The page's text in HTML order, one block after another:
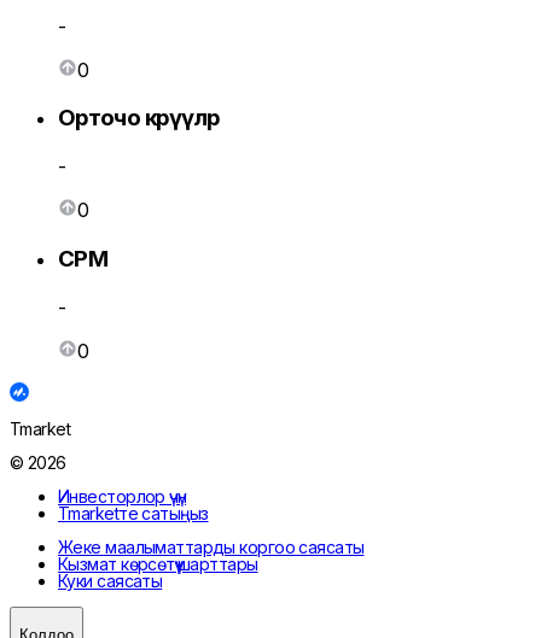
-
0
Орточо көрүүлөр
-
0
CPM
-
0
Tmarket
© 2026
Инвесторлор үчүн
Tmarketте сатыңыз
Жеке маалыматтарды коргоо саясаты
Кызмат көрсөтүү шарттары
Куки саясаты